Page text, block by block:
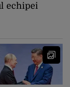
echipei